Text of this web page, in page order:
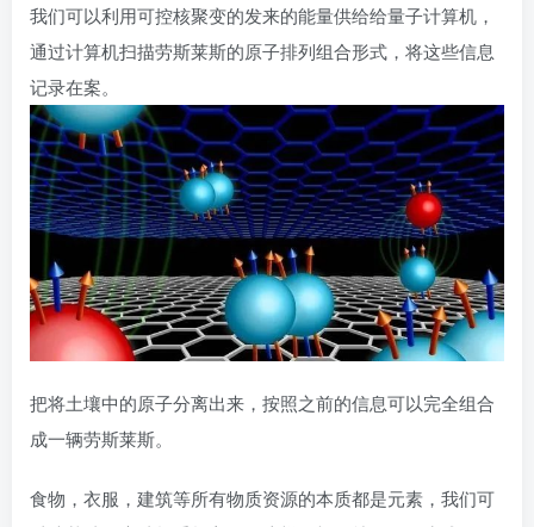
我们可以利用可控核聚变的发来的能量供给给量子计算机，
通过计算机扫描劳斯莱斯的原子排列组合形式，将这些信息
记录在案。
把将土壤中的原子分离出来，按照之前的信息可以完全组合
成一辆劳斯莱斯。
食物，衣服，建筑等所有物质资源的本质都是元素，我们可